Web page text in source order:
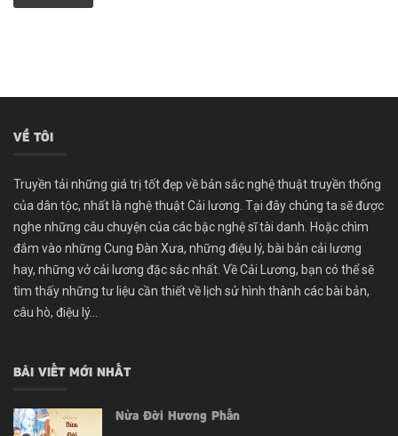
VỀ TÔI
Truyền tải những giá trị tốt đẹp về bản sắc nghệ thuật truyền thống
của dân tộc, nhất là nghệ thuật Cải lương. Tại đây chúng ta sẽ được
nghe những câu chuyện của các bậc nghệ sĩ tài danh. Hoặc chìm
đắm vào những Cung Đàn Xưa, những điệu lý, bài bản cải lương
hay, những vở cải lương đặc sắc nhất. Về Cải Lương, bạn có thể sẽ
tìm thấy những tư liệu cần thiết về lịch sử hình thành các bài bản,
câu hò, điệu lý...
BÀI VIẾT MỚI NHẤT
Nửa Đời Hương Phấn